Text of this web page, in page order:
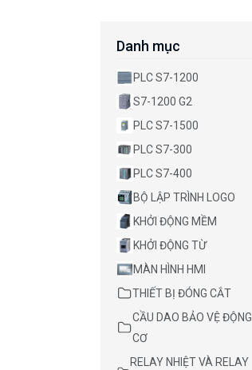
Danh mục
PLC S7-1200
S7-1200 G2
PLC S7-1500
PLC S7-300
PLC S7-400
BỘ LẬP TRÌNH LOGO
KHỞI ĐỘNG MỀM
KHỞI ĐỘNG TỪ
MÀN HÌNH HMI
THIẾT BỊ ĐÓNG CẮT
CẦU DAO BẢO VỆ ĐỘNG
CƠ
RELAY NHIỆT VÀ RELAY